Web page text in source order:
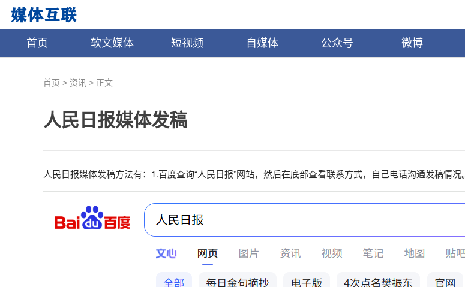
首页 软文媒体 短视频 自媒体 公众号 微博
首页 > 资讯 > 正文
人民日报媒体发稿
人民日报媒体发稿方法有：1.百度查询“人民日报”网站，然后在底部查看联系方式，自己电话沟通发稿情况。